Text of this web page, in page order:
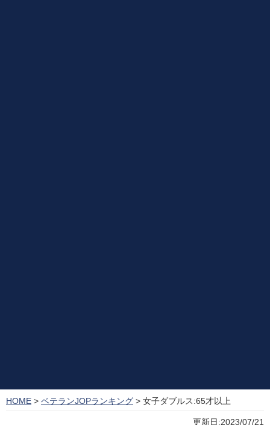
HOME > ベテランJOPランキング > 女子ダブルス:65才以上
更新日:2023/07/21